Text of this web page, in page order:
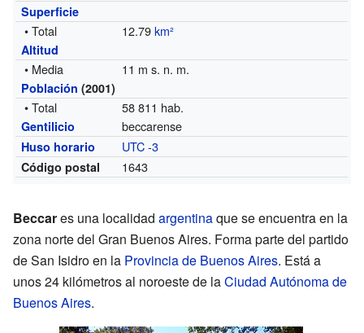
Superficie
• Total 12.79km²
Altitud
• Media 11 m s. n. m.
Población (2001)
• Total 58 811 hab.
Gentilicio beccarense
Huso horario UTC -3
Código postal 1643
Beccares una localidad argentinaque se encuentra en la
zona norte del Gran Buenos Aires. Forma parte del partido
de San Isidro en la Provincia de Buenos Aires. Está a
unos 24 kilómetros al noroeste de laCiudad Autónoma de
Buenos Aires.